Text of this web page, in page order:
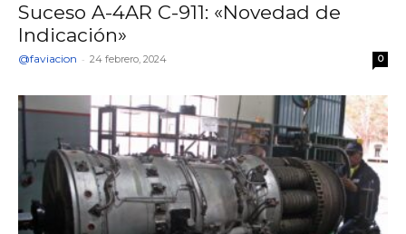
Suceso A-4AR C-911: «Novedad de
Indicación»
@faviacion - 24 febrero, 2024 0